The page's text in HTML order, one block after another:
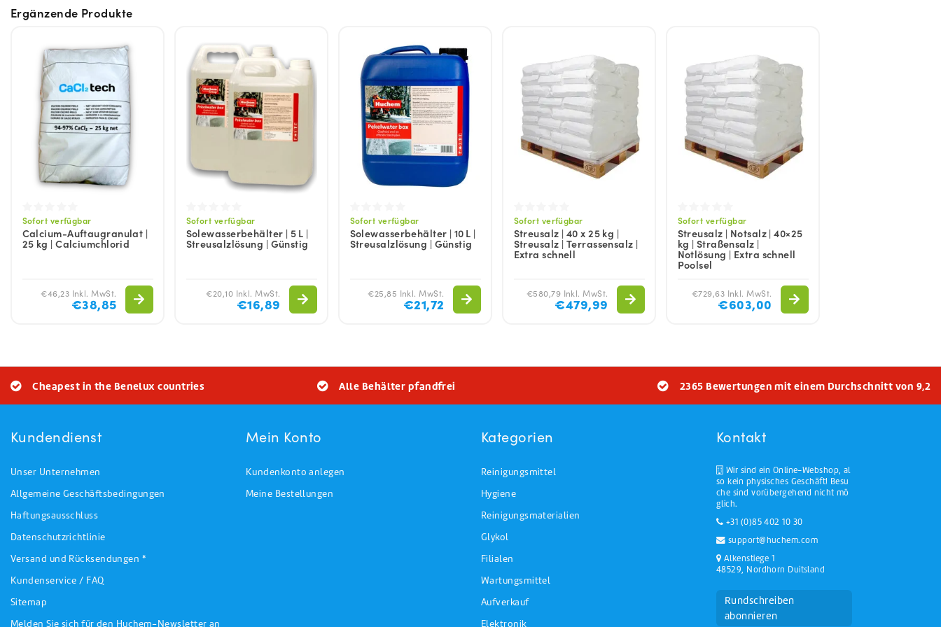
Ergänzende Produkte
Sofort verfügbar
Calcium-Auftaugranulat |
25 kg | Calciumchlorid
€46,23 Inkl. MwSt.
€38,85
Sofort verfügbar
Solewasserbehälter | 5 L |
Streusalzlösung | Günstig
€20,10 Inkl. MwSt.
€16,89
Sofort verfügbar
Solewasserbehälter | 10 L |
Streusalzlösung | Günstig
€25,85 Inkl. MwSt.
€21,72
Sofort verfügbar
Streusalz | 40 x 25 kg |
Streusalz | Terrassensalz |
Extra schnell
€580,79 Inkl. MwSt.
€479,99
Sofort verfügbar
Streusalz | Notsalz | 40×25
kg | Straßensalz |
Notlösung | Extra schnell
Poolsel
€729,63 Inkl. MwSt.
€603,00
Cheapest in the Benelux countries Alle Behälter pfandfrei 2365 Bewertungen mit einem Durchschnitt von 9,2
Kundendienst
Unser Unternehmen
Allgemeine Geschäftsbedingungen
Haftungsausschluss
Datenschutzrichtlinie
Versand und Rücksendungen *
Kundenservice / FAQ
Sitemap
Melden Sie sich für den Huchem-Newsletter an
Mein Konto
Kundenkonto anlegen
Meine Bestellungen
Kategorien
Reinigungsmittel
Hygiene
Reinigungsmaterialien
Glykol
Filialen
Wartungsmittel
Aufverkauf
Elektronik
Kontakt
Wir sind ein Online-Webshop, al
so kein physisches Geschäft! Besu
che sind vorübergehend nicht mö
glich.
+31 (0)85 402 10 30
support@huchem.com
Alkenstiege 1
48529, Nordhorn Duitsland
Rundschreiben
abonnieren